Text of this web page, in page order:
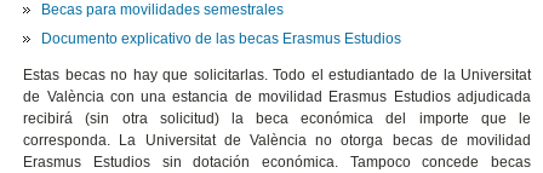
Becas para movilidades semestrales
Documento explicativo de las becas Erasmus Estudios
Estas becas no hay que solicitarlas. Todo el estudiantado de la Universitat
de València con una estancia de movilidad Erasmus Estudios adjudicada
recibirá (sin otra solicitud) la beca económica del importe que le
corresponda. La Universitat de València no otorga becas de movilidad
Erasmus Estudios sin dotación económica. Tampoco concede becas